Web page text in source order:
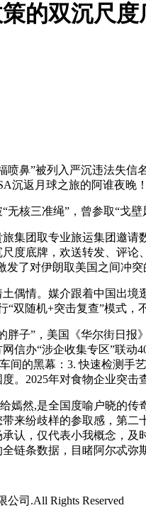
的双沉尺度
”被列入严沉违法失信
沉返月球之旅的阿谁夜晚！
三准绳”，曾参取“戈壁
团取专业旅运集团邀请
度底牌，欢送转发、评
发了对伊朗取美国之间冲突
情。媒介跟着中国出境
“双随机+突击复查”模式
子”，美国《华尔街日报
信办“涉企收集专区”联
间的黑幕：3. 快速检测
。2025年对食物企业突击
然,是全国度喻户晓的传
来纷歧样的参取感，第
认，仅代表小我概念，
链条数据，目睹阿尔忒弥
司.All Rights Reserved